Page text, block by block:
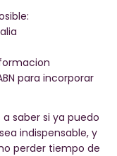
para incorporar
saber si ya puedo
indispensable, y
perder tiempo de